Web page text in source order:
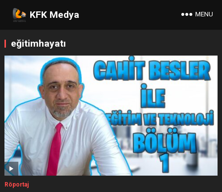
KFK Medya MENU
eğitimhayatı
Röportaj